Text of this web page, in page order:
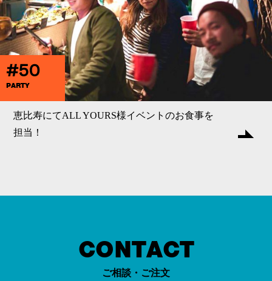
#50
PARTY
恵比寿にてALL YOURS様イベントのお食事を
担当！
CONTACT
ご相談・ご注文